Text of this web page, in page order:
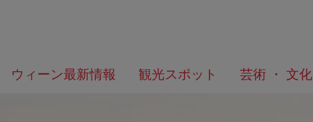
ニ
の
ウィーン最新情報 観光スポット 芸術 ・ 文化
何
を